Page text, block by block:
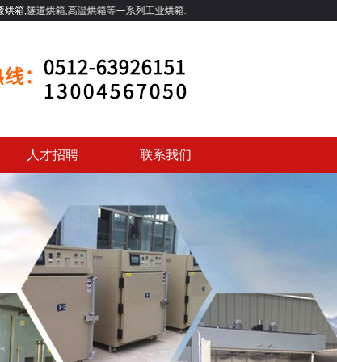
,高温烘箱等一系列工业烘箱.
人才招聘 联系我们